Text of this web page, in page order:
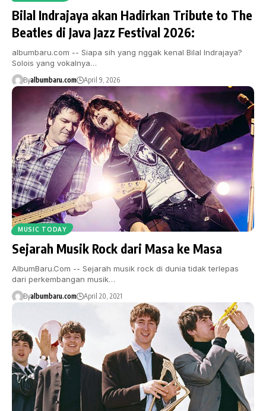
Bilal Indrajaya akan Hadirkan Tribute to The
Beatles di Java Jazz Festival 2026:
albumbaru.com -- Siapa sih yang nggak kenal Bilal Indrajaya?
Solois yang vokalnya…
Byalbumbaru.com April 9, 2026
MUSIC TODAY
Sejarah Musik Rock dari Masa ke Masa
AlbumBaru.Com -- Sejarah musik rock di dunia tidak terlepas
dari perkembangan musik…
Byalbumbaru.com April 20, 2021